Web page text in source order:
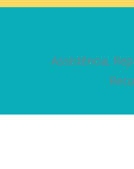
Assistência,